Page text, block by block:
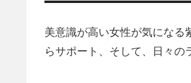
美意識が高い女性が気になる
らサポート、そして、日々の